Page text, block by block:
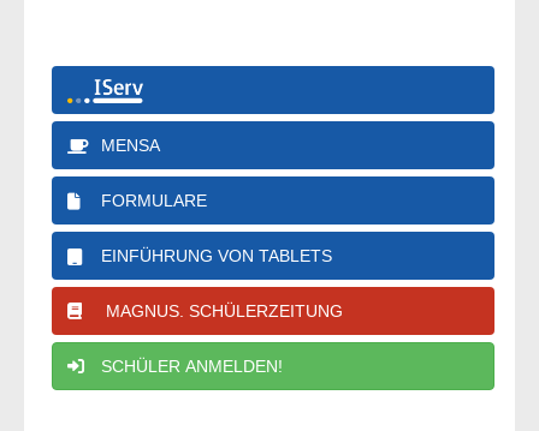
MENSA
FORMULARE
EINFÜHRUNG VON TABLETS
MAGNUS. SCHÜLERZEITUNG
SCHÜLER ANMELDEN!